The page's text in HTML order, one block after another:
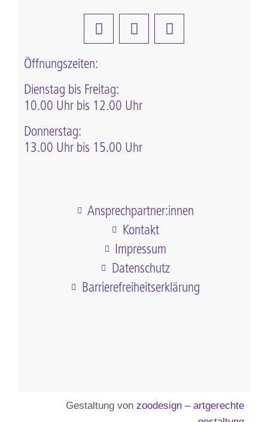
Öffnungszeiten:
Dienstag bis Freitag:
10.00 Uhr bis 12.00 Uhr
Donnerstag:
13.00 Uhr bis 15.00 Uhr
Ansprechpartner:innen
Kontakt
Impressum
Datenschutz
Barriere­frei­heits­erklärung
Gestaltung von zoodesign – artgerechte